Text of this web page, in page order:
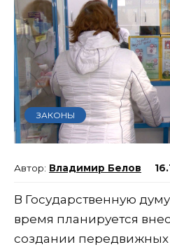
ЗАКОНЫ
Владимир Белов
В Государственную
время планируется
создании передвижных